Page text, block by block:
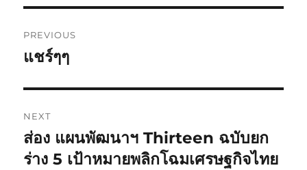
navigation
PREVIOUS
Previous
แชร์ๆๆ
NEXT
Next
post:
ส่อง แผนพัฒนาฯ Thirteen ฉบับยก
ร่าง 5 เป้าหมายพลิกโฉมเศรษฐกิจไทย